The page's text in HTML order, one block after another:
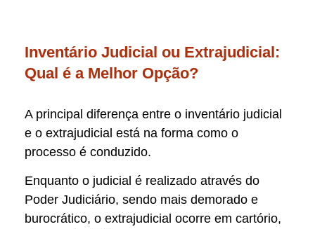
Inventário Judicial ou Extrajudicial:
Qual é a Melhor Opção?
A principal diferença entre o inventário judicial
e o extrajudicial está na forma como o
processo é conduzido.
Enquanto o judicial é realizado através do
Poder Judiciário, sendo mais demorado e
burocrático, o extrajudicial ocorre em cartório,